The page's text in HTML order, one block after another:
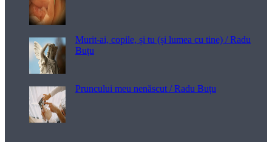
Murit-ai, copile, și tu (și lumea cu tine) / Radu
Buțu
Pruncului meu nenăscut / Radu Buțu